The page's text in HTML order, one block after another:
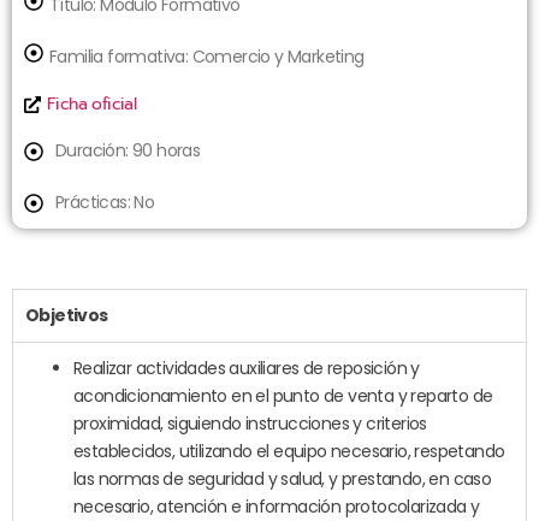
Título:Módulo Formativo
Familia formativa: Comercio y Marketing
Ficha oficial
Duración: 90 horas
Prácticas: No
Objetivos
Realizar actividades auxiliares de reposición y
acondicionamiento en el punto de venta y reparto de
proximidad, siguiendo instrucciones y criterios
establecidos, utilizando el equipo necesario, respetando
las normas de seguridad y salud, y prestando, en caso
necesario, atención e información protocolarizada y